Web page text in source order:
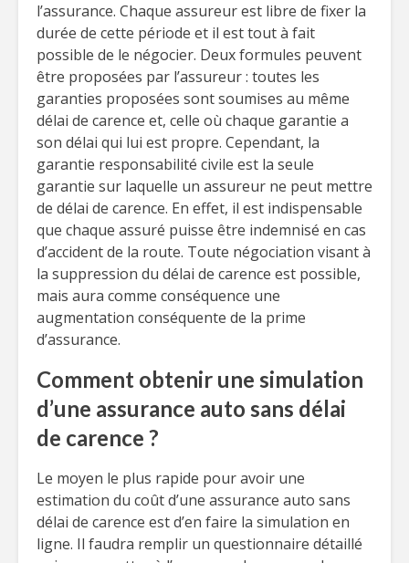
l’assurance. Chaque assureur est libre de fixer la
durée de cette période et il est tout à fait
possible de le négocier. Deux formules peuvent
être proposées par l’assureur : toutes les
garanties proposées sont soumises au même
délai de carence et, celle où chaque garantie a
son délai qui lui est propre. Cependant, la
garantie responsabilité civile est la seule
garantie sur laquelle un assureur ne peut mettre
de délai de carence. En effet, il est indispensable
que chaque assuré puisse être indemnisé en cas
d’accident de la route. Toute négociation visant à
la suppression du délai de carence est possible,
mais aura comme conséquence une
augmentation conséquente de la prime
d’assurance.
Comment obtenir une simulation
d’une assurance auto sans délai
de carence ?
Le moyen le plus rapide pour avoir une
estimation du coût d’une assurance auto sans
délai de carence est d’en faire la simulation en
ligne. Il faudra remplir un questionnaire détaillé